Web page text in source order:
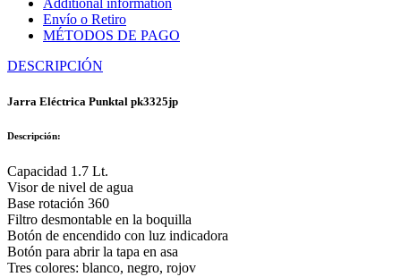
Additional information
Envío o Retiro
MÉTODOS DE PAGO
DESCRIPCIÓN
Jarra Eléctrica Punktal pk3325jp
Descripción:
Capacidad 1.7 Lt.
Visor de nivel de agua
Base rotación 360
Filtro desmontable en la boquilla
Botón de encendido con luz indicadora
Botón para abrir la tapa en asa
Tres colores: blanco, negro, rojov